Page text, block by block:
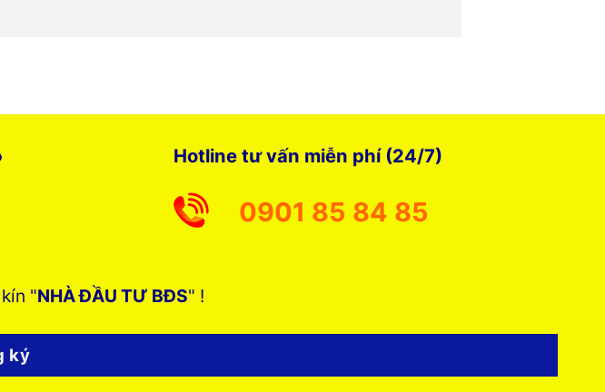
Hotline tư vấn miễn phí (24/7)
0901 85 84 85
"NHÀ ĐẦU TƯ BĐS" !
ký